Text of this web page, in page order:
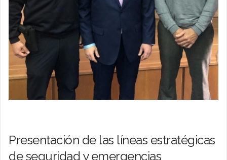
Presentación de las líneas estratégicas
de seguridad y emergencias